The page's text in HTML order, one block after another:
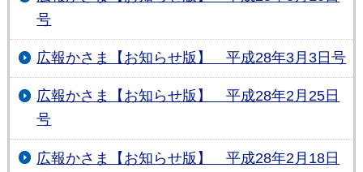
号
広報かさま【お知らせ版】 平成28年3月3日号
広報かさま【お知らせ版】 平成28年2月25日
号
広報かさま【お知らせ版】 平成28年2月18日